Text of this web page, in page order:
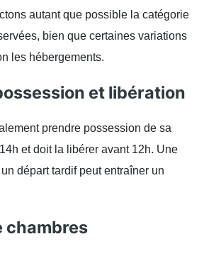
autant que possible la catégorie
bien que certaines variations
les hébergements.
et libération
prendre possession de sa
et doit la libérer avant 12h. Une
départ tardif peut entraîner un
chambres